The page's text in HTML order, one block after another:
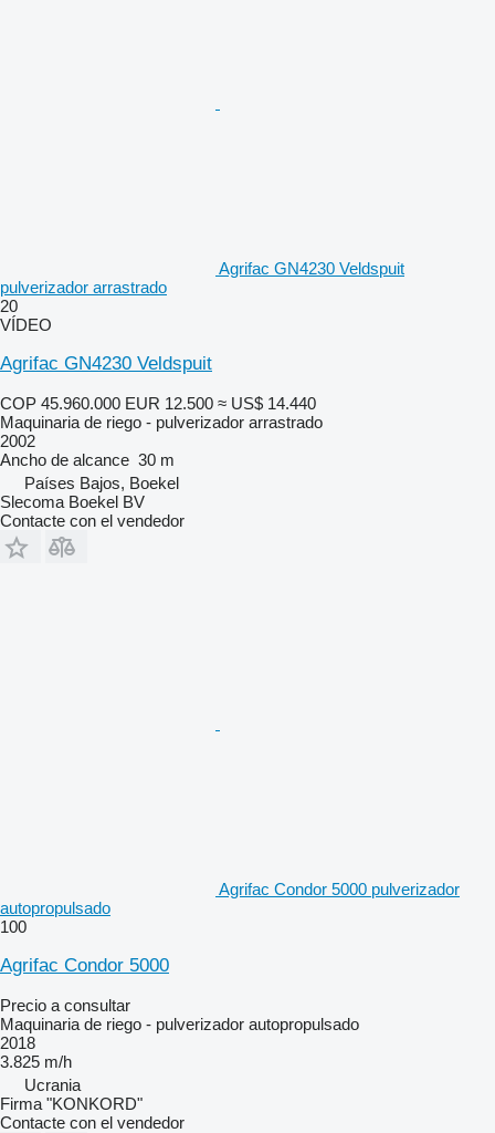
Agrifac GN4230 Veldspuit
pulverizador arrastrado
20
VÍDEO
Agrifac GN4230 Veldspuit
COP 45.960.000 EUR 12.500 ≈ US$ 14.440
Maquinaria de riego - pulverizador arrastrado
2002
Ancho de alcance 30 m
Países Bajos, Boekel
Slecoma Boekel BV
Contacte con el vendedor
Agrifac Condor 5000 pulverizador
autopropulsado
100
Agrifac Condor 5000
Precio a consultar
Maquinaria de riego - pulverizador autopropulsado
2018
3.825 m/h
Ucrania
Firma "KONKORD"
Contacte con el vendedor